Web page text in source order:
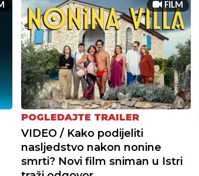
FILM
POGLEDAJTE TRAILER
VIDEO / Kako podijeliti
nasljedstvo nakon nonine
smrti? Novi film sniman u Istri